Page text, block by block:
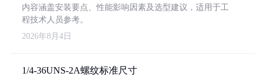
内容涵盖安装要点、性能影响因素及选型建议，适用于工
程技术人员参考。
2026年8月4日
1/4-36UNS-2A螺纹标准尺寸